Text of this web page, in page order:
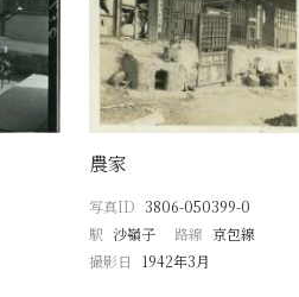
農家
写真ID 3806-050399-0
駅 沙嶺子 路線 京包線
撮影日
1942年3月